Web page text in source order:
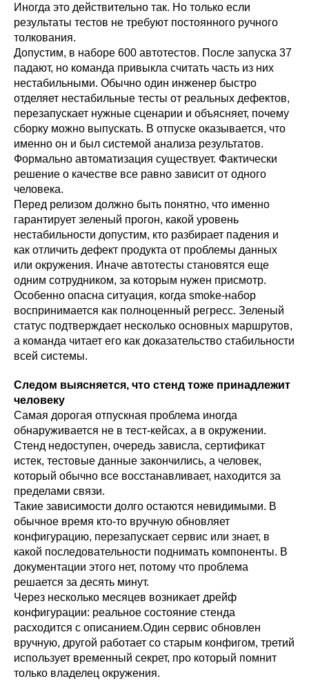
Иногда это действительно так. Но только если
результаты тестов не требуют постоянного ручного
толкования.
Допустим, в наборе 600 автотестов. После запуска 37
падают, но команда привыкла считать часть из них
нестабильными. Обычно один инженер быстро
отделяет нестабильные тесты от реальных дефектов,
перезапускает нужные сценарии и объясняет, почему
сборку можно выпускать. В отпуске оказывается, что
именно он и был системой анализа результатов.
Формально автоматизация существует. Фактически
решение о качестве все равно зависит от одного
человека.
Перед релизом должно быть понятно, что именно
гарантирует зеленый прогон, какой уровень
нестабильности допустим, кто разбирает падения и
как отличить дефект продукта от проблемы данных
или окружения. Иначе автотесты становятся еще
одним сотрудником, за которым нужен присмотр.
Особенно опасна ситуация, когда smoke-набор
воспринимается как полноценный регресс. Зеленый
статус подтверждает несколько основных маршрутов,
а команда читает его как доказательство стабильности
всей системы.
Следом выясняется, что стенд тоже принадлежит
человеку
Самая дорогая отпускная проблема иногда
обнаруживается не в тест-кейсах, а в окружении.
Стенд недоступен, очередь зависла, сертификат
истек, тестовые данные закончились, а человек,
который обычно все восстанавливает, находится за
пределами связи.
Такие зависимости долго остаются невидимыми. В
обычное время кто-то вручную обновляет
конфигурацию, перезапускает сервис или знает, в
какой последовательности поднимать компоненты. В
документации этого нет, потому что проблема
решается за десять минут.
Через несколько месяцев возникает дрейф
конфигурации: реальное состояние стенда
расходится с описанием.Один сервис обновлен
вручную, другой работает со старым конфигом, третий
использует временный секрет, про который помнит
только владелец окружения.